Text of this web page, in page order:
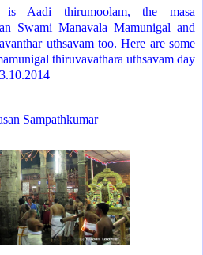
Aadi thirumoolam, the masa
Swami Manavala Mamunigal and
uthsavam too. Here are some
thiruvavathara uthsavam day
Sampathkumar